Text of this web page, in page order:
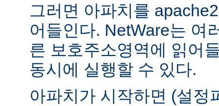
그러면 아파치를
어들인다. NetWare는 여
른 보호주소영역에 읽어
동시에 실행할 수 있다.
아파치가 시작하면 (설정